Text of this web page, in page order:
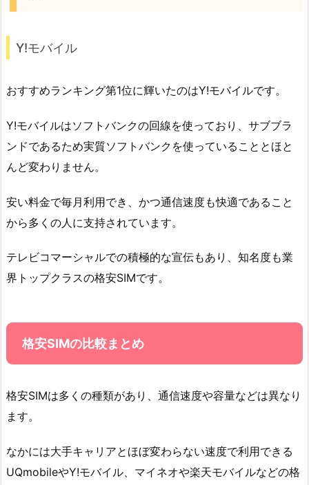
Y!モバイル
おすすめランキング第1位に輝いたのはY!モバイルです。
Y!モバイルはソフトバンクの回線を使っており、サブブラ
ンドであるため実質ソフトバンクを使っていることとほと
んど変わりません。
安い料金で毎月利用でき、かつ通信速度も快適であること
から多くの人に支持されています。
テレビコマーシャルでの積極的な宣伝もあり、知名度も業
界トップクラスの格安SIMです。
格安SIMの比較まとめ
格安SIMは多くの種類があり、通信速度や容量などは異なり
ます。
なかには大手キャリアとほぼ変わらない速度で利用できる
UQmobileやY!モバイル、マイネオや楽天モバイルなどの格